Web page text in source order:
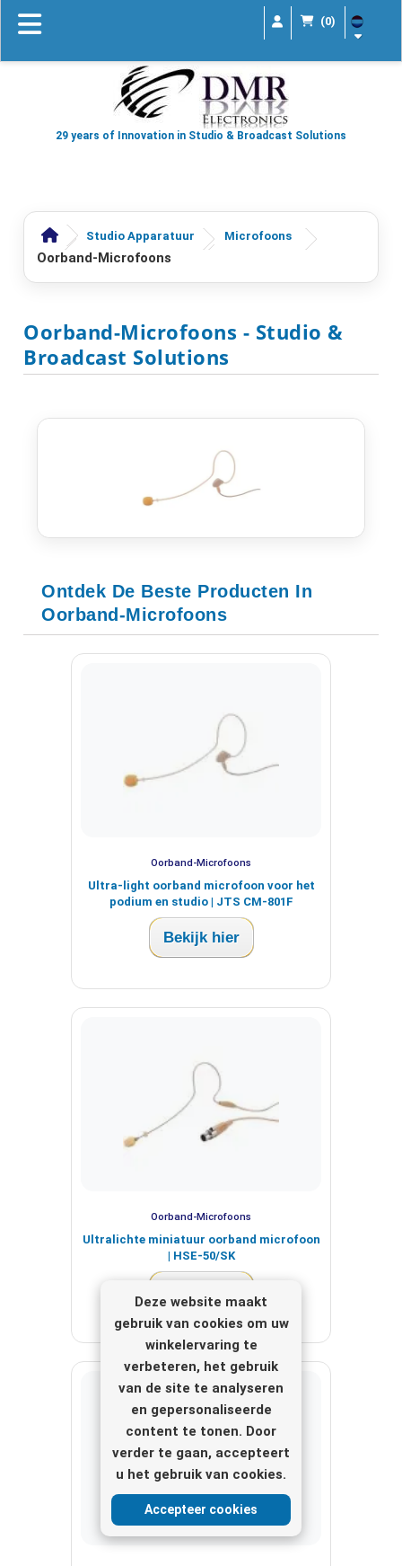
(0)
29 years of Innovation in Studio & Broadcast Solutions
Deze website maakt
gebruik van cookies om uw
winkelervaring te
verbeteren, het gebruik
van de site te analyseren
en gepersonaliseerde
content te tonen. Door
verder te gaan, accepteert
u het gebruik van cookies.
Accepteer cookies
Studio Apparatuur Microfoons
Oorband-Microfoons
Oorband-Microfoons - Studio &
Broadcast Solutions
Ontdek De Beste Producten In
Oorband-Microfoons
Oorband-Microfoons
Ultra-light oorband microfoon voor het
podium en studio | JTS CM-801F
Bekijk hier
Oorband-Microfoons
Ultralichte miniatuur oorband microfoon
| HSE-50/SK